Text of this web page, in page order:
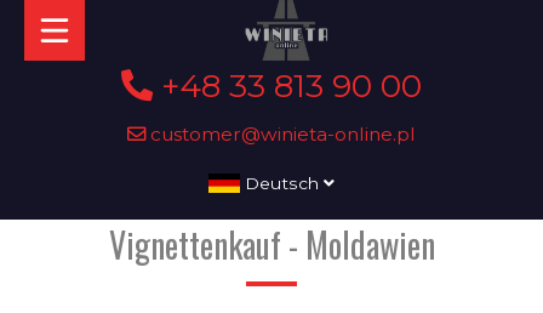
+48 33 813 90 00
customer@winieta-online.pl
Deutsch
Vignettenkauf - Moldawien